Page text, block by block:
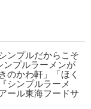
ンプルだからこそ
ンプルラーメンが
かわ軒」「ほく
シンプルラーメ
ール東海フードサ